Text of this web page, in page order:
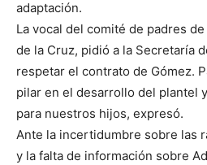
adaptación.
La vocal del comité de padres
de la Cruz, pidió a la Secretaría
respetar el contrato de Gómez.
pilar en el desarrollo del plantel
para nuestros hijos, expresó.
Ante la incertidumbre sobre las
y la falta de información sobre